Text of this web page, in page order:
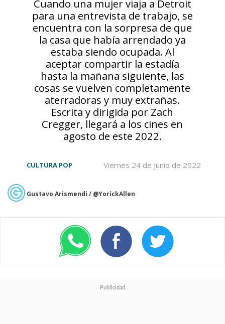
Cuando una mujer viaja a Detroit
para una entrevista de trabajo, se
encuentra con la sorpresa de que
la casa que había arrendado ya
estaba siendo ocupada. Al
aceptar compartir la estadía
hasta la mañana siguiente, las
cosas se vuelven completamente
aterradoras y muy extrañas.
Escrita y dirigida por Zach
Cregger, llegará a los cines en
agosto de este 2022.
Viernes 24 de junio de 2022
CULTURA POP
Gustavo Arismendi / @YorickAllen